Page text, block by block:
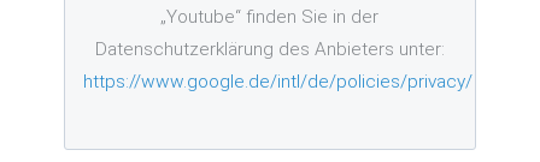
„Youtube“ finden Sie in der
Datenschutzerklärung des Anbieters unter:
https://www.google.de/intl/de/policies/privacy/